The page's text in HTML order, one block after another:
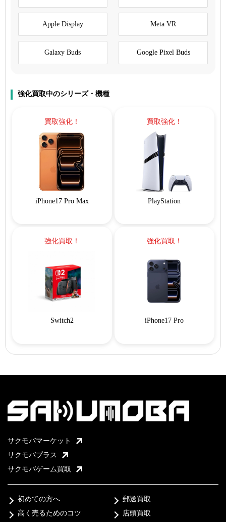
Apple Display Meta VR
Galaxy Buds Google Pixel Buds
強化買取中のシリーズ・機種
買取強化！
iPhone17 Pro Max
買取強化！
PlayStation
強化買取！
Switch2
強化買取！
iPhone17 Pro
サクモバマーケット
サクモバプラス
サクモバゲーム買取
初めての方へ
高く売るためのコツ
郵送買取
店頭買取